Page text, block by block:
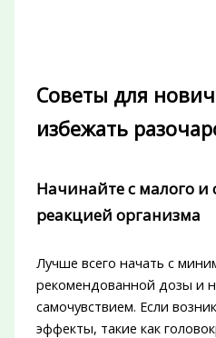
Советы для
избежать
Начинайте с малого и
реакцией организма
Лучше всего начать с
рекомендованной дозы и
самочувствием. Если
эффекты, такие как